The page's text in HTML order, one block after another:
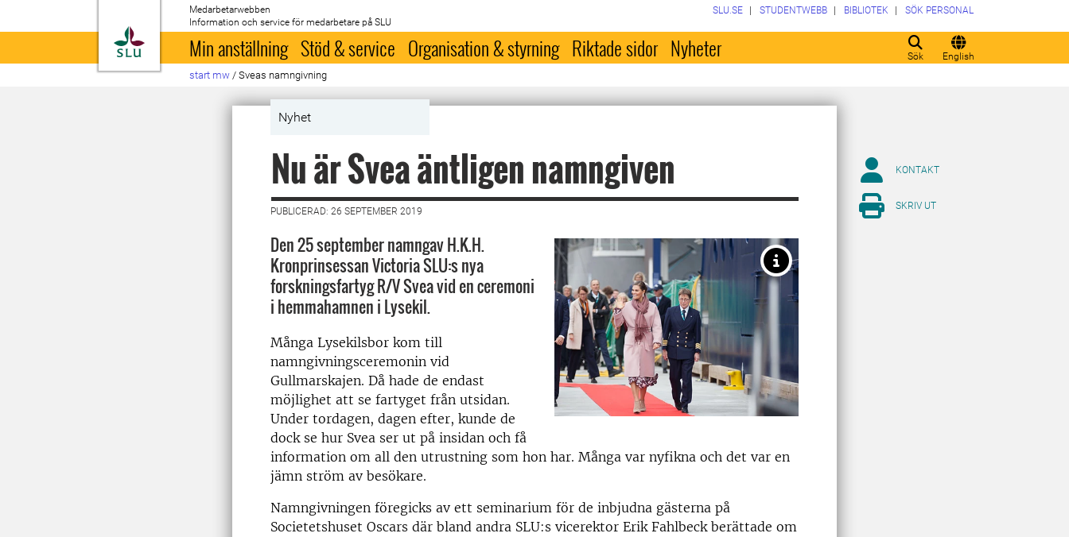
Till startsida
Medarbetarwebben
Information och service för medarbetare på SLU
Sök English
SLU.SE STUDENTWEBB BIBLIOTEK SÖK PERSONAL
Min anställning Stöd & service Organisation & styrning Riktade sidor Nyheter
start mw / Sveas namngivning
Nyhet
Nu är Svea äntligen namngiven
PUBLICERAD: 26 SEPTEMBER 2019
Den 25 september namngav H.K.H.
Kronprinsessan Victoria SLU:s nya
forskningsfartyg R/V Svea vid en ceremoni
i hemmahamnen i Lysekil.
Många Lysekilsbor kom till
namngivningsceremonin vid
Gullmarskajen. Då hade de endast
möjlighet att se fartyget från utsidan.
Under tordagen, dagen efter, kunde de
dock se hur Svea ser ut på insidan och få
information om all den utrustning som hon har. Många var nyfikna och det var en
jämn ström av besökare.
Namngivningen föregicks av ett seminarium för de inbjudna gästerna på
Societetshuset Oscars där bland andra SLU:s vicerektor Erik Fahlbeck berättade om
KONTAKT
SKRIV UT